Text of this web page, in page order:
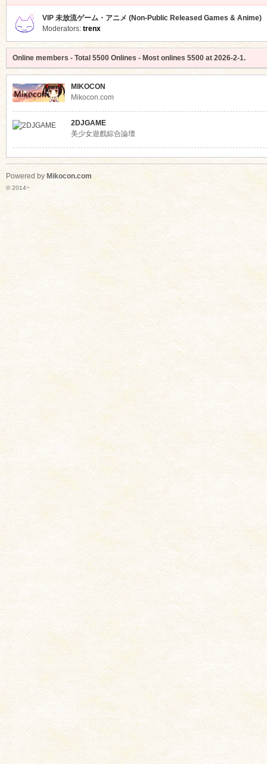
VIP 未放流ゲーム・アニメ (Non-Public Released Games & Anime)
Moderators: trenx
Online members - Total 5500Onlines - Most onlines 5500at 2026-2-1.
MIKOCON
Mikocon.com
2DJGAME
美少女遊戲綜合論壇
Powered by Mikocon.com
© 2014~